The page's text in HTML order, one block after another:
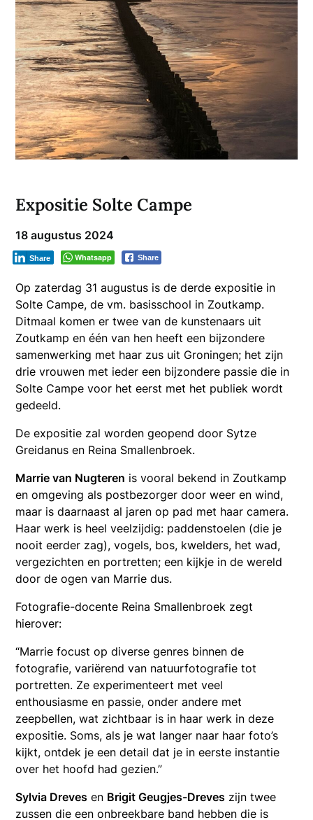
Expositie Solte Campe
18 augustus 2024
Whatsapp Share
Share
Op zaterdag 31 augustus is de derde expositie in
Solte Campe, de vm. basisschool in Zoutkamp.
Ditmaal komen er twee van de kunstenaars uit
Zoutkamp en één van hen heeft een bijzondere
samenwerking met haar zus uit Groningen; het zijn
drie vrouwen met ieder een bijzondere passie die in
Solte Campe voor het eerst met het publiek wordt
gedeeld.
De expositie zal worden geopend door Sytze
Greidanus en Reina Smallenbroek.
Marrie van Nugteren is vooral bekend in Zoutkamp
en omgeving als postbezorger door weer en wind,
maar is daarnaast al jaren op pad met haar camera.
Haar werk is heel veelzijdig: paddenstoelen (die je
nooit eerder zag), vogels, bos, kwelders, het wad,
vergezichten en portretten; een kijkje in de wereld
door de ogen van Marrie dus.
Fotografie-docente Reina Smallenbroek zegt
hierover:
“Marrie focust op diverse genres binnen de
fotografie, variërend van natuurfotografie tot
portretten. Ze experimenteert met veel
enthousiasme en passie, onder andere met
zeepbellen, wat zichtbaar is in haar werk in deze
expositie. Soms, als je wat langer naar haar foto’s
kijkt, ontdek je een detail dat je in eerste instantie
over het hoofd had gezien.”
Sylvia Dreves en Brigit Geugjes-Dreves zijn twee
zussen die een onbreekbare band hebben die is